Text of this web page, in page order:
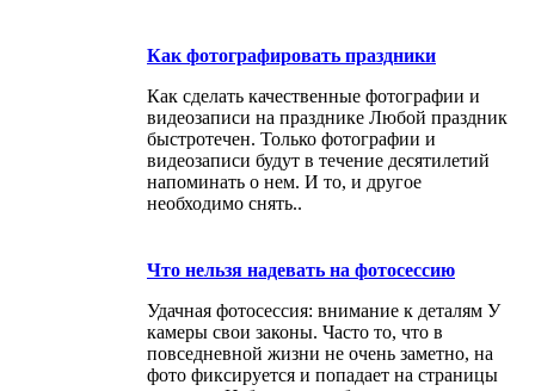
Как фотографировать праздники
Как сделать качественные фотографии и
видеозаписи на празднике Любой праздник
быстротечен. Только фотографии и
видеозаписи будут в течение десятилетий
напоминать о нем. И то, и другое
необходимо снять..
Что нельзя надевать на фотосессию
Удачная фотосессия: внимание к деталям У
камеры свои законы. Часто то, что в
повседневной жизни не очень заметно, на
фото фиксируется и попадает на страницы